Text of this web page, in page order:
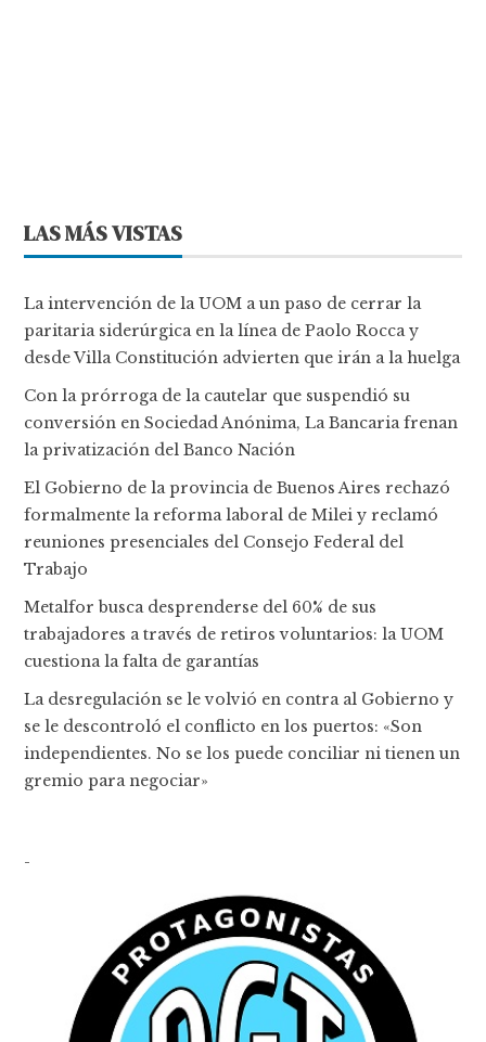
LAS MÁS VISTAS
La intervención de la UOM a un paso de cerrar la
paritaria siderúrgica en la línea de Paolo Rocca y
desde Villa Constitución advierten que irán a la huelga
Con la prórroga de la cautelar que suspendió su
conversión en Sociedad Anónima, La Bancaria frenan
la privatización del Banco Nación
El Gobierno de la provincia de Buenos Aires rechazó
formalmente la reforma laboral de Milei y reclamó
reuniones presenciales del Consejo Federal del
Trabajo
Metalfor busca desprenderse del 60% de sus
trabajadores a través de retiros voluntarios: la UOM
cuestiona la falta de garantías
La desregulación se le volvió en contra al Gobierno y
se le descontroló el conflicto en los puertos: «Son
independientes. No se los puede conciliar ni tienen un
gremio para negociar»
-